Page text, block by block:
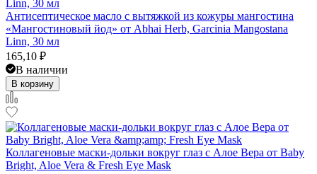
Антисептическое масло с вытяжкой из кожуры мангостина
«Мангостиновый йод» от Abhai Herb, Garcinia Mangostana
Linn, 30 мл
165,10 ₽
В наличии
В корзину
Коллагеновые маски-дольки вокруг глаз с Алое Вера от Baby
Bright, Aloe Vera & Fresh Eye Mask